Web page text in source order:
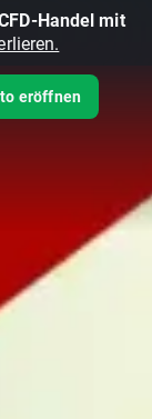
Handel mit
eröffnen